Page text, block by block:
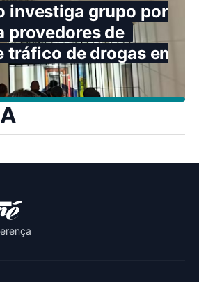
investiga grupo por
provedores de
tráfico de drogas em